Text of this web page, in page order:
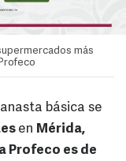
más
básica se
en Mérida,
Profeco es de